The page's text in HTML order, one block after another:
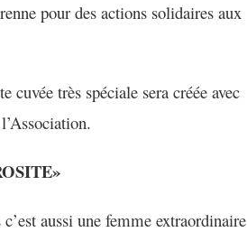
pour des actions solidaires aux
cuvée très spéciale sera créée avec
aussi une femme extraordinaire